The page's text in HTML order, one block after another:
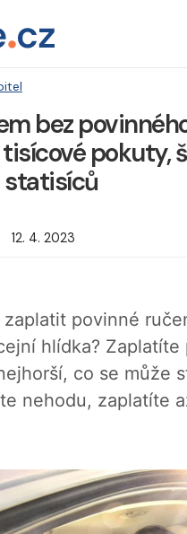
bez
pokuty,
statisíců
12. 4. 2023
povinné
hlídka? Zaplatíte
co se může
nehodu, zaplatíte